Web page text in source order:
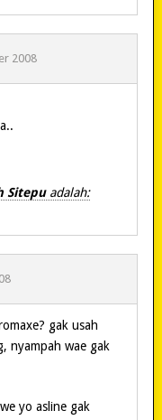
2008
Sitepu adalah:
gak usah
nyampah wae gak
yo asline gak